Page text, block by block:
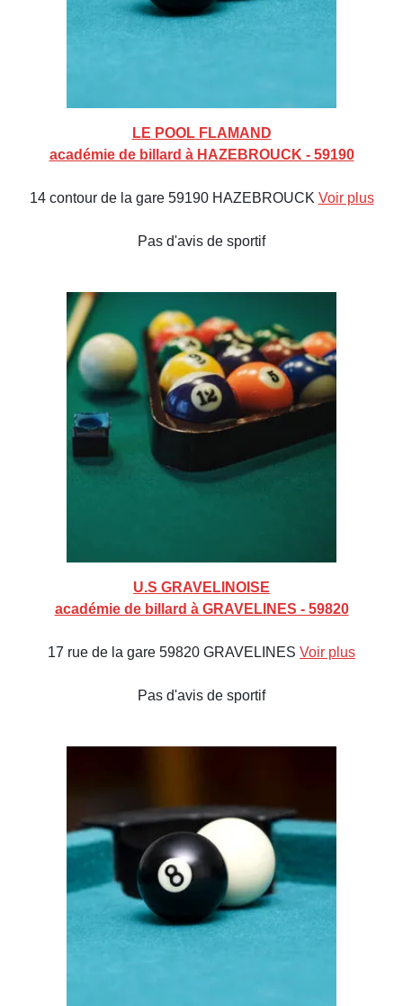
LE POOL FLAMAND
académie de billard à HAZEBROUCK - 59190
14 contour de la gare 59190 HAZEBROUCK Voir plus
Pas d'avis de sportif
U.S GRAVELINOISE
académie de billard à GRAVELINES - 59820
17 rue de la gare 59820 GRAVELINES Voir plus
Pas d'avis de sportif